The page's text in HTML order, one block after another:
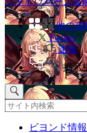
他の攻
Twitter
速報
掲示
ビヨンド情報